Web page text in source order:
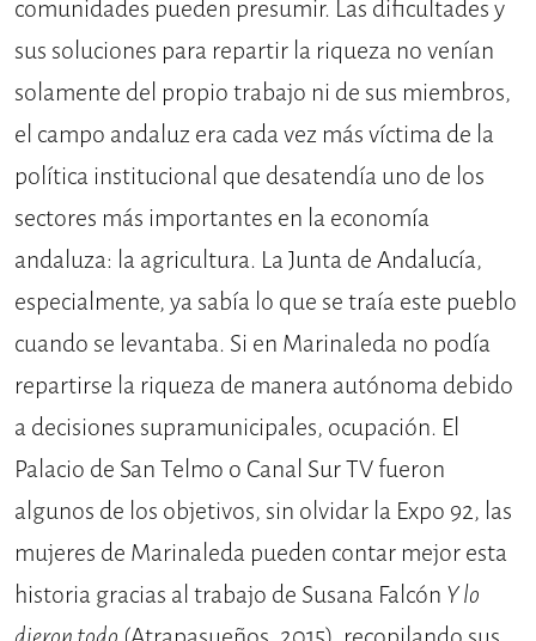
comunidades pueden presumir. Las dificultades y
sus soluciones para repartir la riqueza no venían
solamente del propio trabajo ni de sus miembros,
el campo andaluz era cada vez más víctima de la
política institucional que desatendía uno de los
sectores más importantes en la economía
andaluza: la agricultura. La Junta de Andalucía,
especialmente, ya sabía lo que se traía este pueblo
cuando se levantaba. Si en Marinaleda no podía
repartirse la riqueza de manera autónoma debido
a decisiones supramunicipales, ocupación. El
Palacio de San Telmo o Canal Sur TV fueron
algunos de los objetivos, sin olvidar la Expo 92, las
mujeres de Marinaleda pueden contar mejor esta
historia gracias al trabajo de Susana Falcón Y lo